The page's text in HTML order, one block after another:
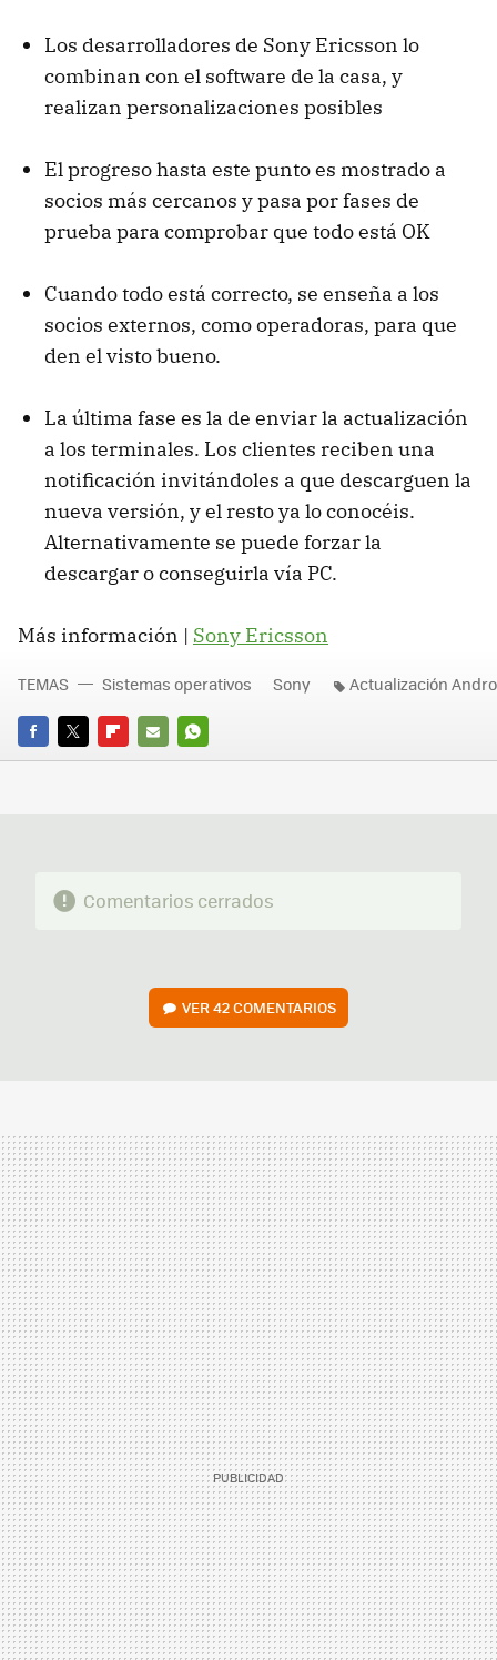
Los desarrolladores de Sony Ericsson lo
combinan con el software de la casa, y
realizan personalizaciones posibles
El progreso hasta este punto es mostrado a
socios más cercanos y pasa por fases de
prueba para comprobar que todo está OK
Cuando todo está correcto, se enseña a los
socios externos, como operadoras, para que
den el visto bueno.
La última fase es la de enviar la actualización
a los terminales. Los clientes reciben una
notificación invitándoles a que descarguen la
nueva versión, y el resto ya lo conocéis.
Alternativamente se puede forzar la
descargar o conseguirla vía PC.
Más información | Sony Ericsson
FACEBOOK
TWITTERFLIPBOARD
E-
WHATSAPP
TEMAS Sistemas operativos Sony Actualización
Comentarios cerrados
VER42 COMENTARIOS